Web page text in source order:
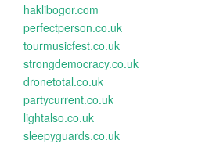
haklibogor.com
perfectperson.co.uk
tourmusicfest.co.uk
strongdemocracy.co.uk
dronetotal.co.uk
partycurrent.co.uk
lightalso.co.uk
sleepyguards.co.uk